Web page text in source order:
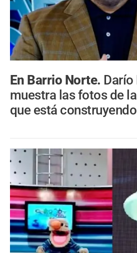
En Barrio Norte. Darío
muestra las fotos de
que está construyendo